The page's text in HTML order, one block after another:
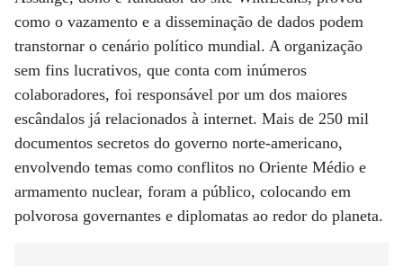
como o vazamento e a disseminação de dados podem
transtornar o cenário político mundial. A organização
sem fins lucrativos, que conta com inúmeros
colaboradores, foi responsável por um dos maiores
escândalos já relacionados à internet. Mais de 250 mil
documentos secretos do governo norte-americano,
envolvendo temas como conflitos no Oriente Médio e
armamento nuclear, foram a público, colocando em
polvorosa governantes e diplomatas ao redor do planeta.